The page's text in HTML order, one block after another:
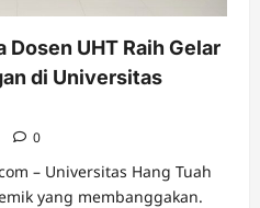
UHT Raih Gelar
di Universitas
0
– Universitas Hang Tuah
yang membanggakan.